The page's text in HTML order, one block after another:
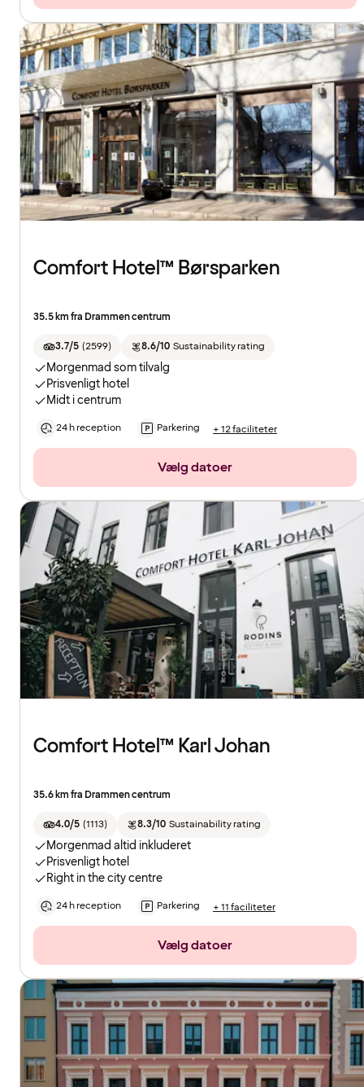
Comfort Hotel™ Børsparken
35.5 km fra Drammen centrum
3.7/5 (2599) 8.6/10 Sustainability rating
Morgenmad som tilvalg
Prisvenligt hotel
Midt i centrum
24 h reception Parkering + 12 faciliteter
Vælg datoer
Comfort Hotel™ Karl Johan
35.6 km fra Drammen centrum
4.0/5 (1113) 8.3/10 Sustainability rating
Morgenmad altid inkluderet
Prisvenligt hotel
Right in the city centre
24 h reception Parkering + 11 faciliteter
Vælg datoer